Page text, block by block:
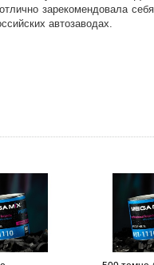
зарекомендовала
автозаводах.